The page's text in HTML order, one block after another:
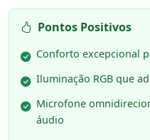
Pontos Positivos
Conforto excepcional
Iluminação RGB que
Microfone
áudio